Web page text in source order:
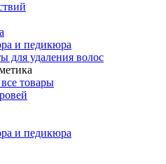
и педикюра
для удаления волос
товары
и педикюра